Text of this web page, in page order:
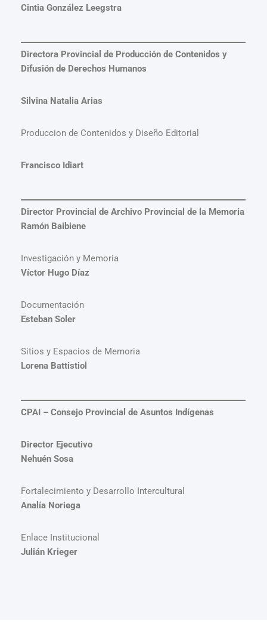
Cintia González Leegstra
Directora Provincial de Producción de Contenidos y
Difusión de Derechos Humanos
Silvina Natalia Arias
Produccion de Contenidos y Diseño Editorial
Francisco Idiart
Director Provincial de Archivo Provincial de la Memoria
Ramón Baibiene
Investigación y Memoria
Víctor Hugo Díaz
Documentación
Esteban Soler
Sitios y Espacios de Memoria
Lorena Battistiol
CPAI – Consejo Provincial de Asuntos Indígenas
Director Ejecutivo
Nehuén Sosa
Fortalecimiento y Desarrollo Intercultural
Analía Noriega
Enlace Institucional
Julián Krieger